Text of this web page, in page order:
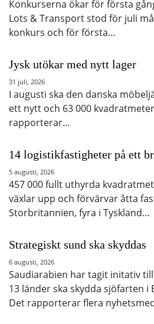
Konkurserna ökar för första
Lots & Transport stod för juli
konkurs och för första…
Jysk utökar med nytt lager
31 juli, 2026
I augusti ska den danska
ett nytt och 63 000
rapporterar…
14 logistikfastigheter på ett
5 augusti, 2026
457 000 fullt uthyrda
växlar upp och förvärvar åtta
Storbritannien, fyra i Tyskland…
Strategiskt sund ska skyddas
6 augusti, 2026
Saudiarabien har tagit initativ
13 länder ska skydda sjöfarten i
Det rapporterar flera